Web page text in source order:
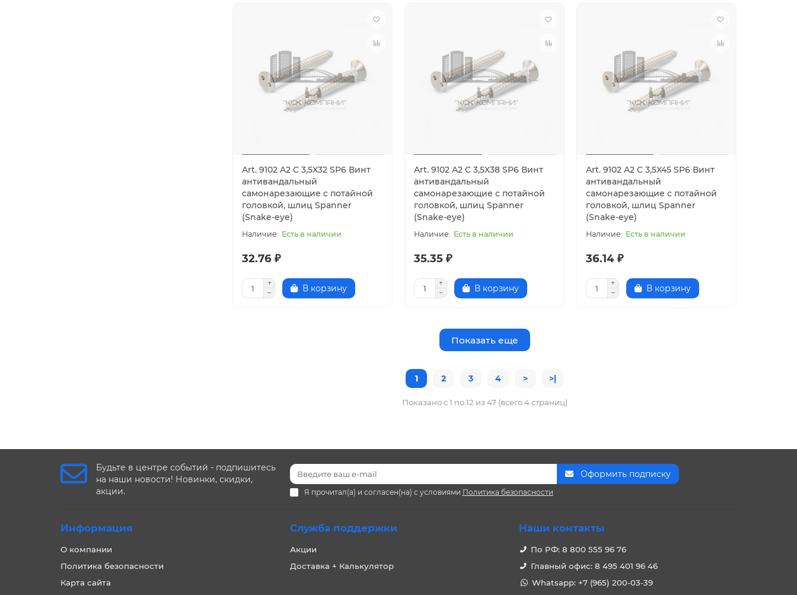
Art. 9102 A2 C 3,5X32 SP6 Винт
антивандальный
самонарезающие с потайной
головкой, шлиц Spanner
(Snake-eye)
Есть в наличии
32.76 ₽
В корзину
Art. 9102 A2 C 3,5X38 SP6 Винт
антивандальный
самонарезающие с потайной
головкой, шлиц Spanner
(Snake-eye)
Есть в наличии
35.35 ₽
В корзину
Art. 9102 A2 C 3,5X45 SP6 Винт
антивандальный
самонарезающие с потайной
головкой, шлиц Spanner
(Snake-eye)
Есть в наличии
36.14 ₽
В корзину
Показать еще
1 2 3 4 > >|
Показано с 1 по 12 из 47 (всего 4 страниц)
Будьте в центре событий - подпишитесь
на наши новости! Новинки, скидки,
акции.
Оформить подписку
Я прочитал(а) и согласен(на) с условиями Политика безопасности
Информация
О компании
Политика безопасности
Карта сайта
Служба поддержки
Акции
Доставка + Калькулятор
Наши контакты
По РФ: 8 800 555 96 76
Главный офис: 8 495 401 96 46
Whatsapp: +7 (965) 200-03-39